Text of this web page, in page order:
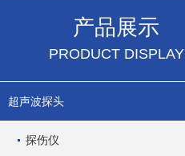
产品展示
PRODUCT DISPLAY
超声波探头
探伤仪